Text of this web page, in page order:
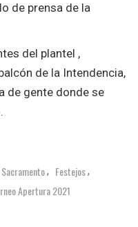
de prensa de la
del plantel ,
de la Intendencia,
de gente donde se
, Festejos,
Apertura 2021